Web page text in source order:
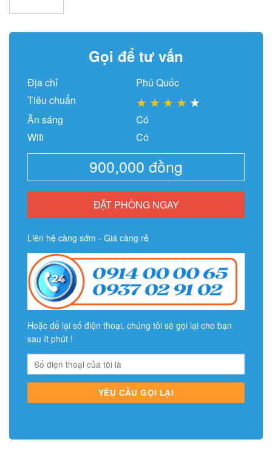
Gọi để tư vấn
Địa chỉ
Phú Quốc
Tiêu chuẩn
★ ★ ★ ★ ★
Ăn sáng
Có
Wifi
Có
900,000 đồng
ĐẶT PHÒNG NGAY
Liên hệ càng sớm - Giá càng rẻ
Hoặc để lại số điện thoại, chúng tôi sẽ gọi lại cho bạn
sau ít phút !